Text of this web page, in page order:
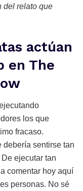
del relato que
actúan
en The
los que
fracaso.
debería sentirse tan
ejecutar tan
comentar hoy aquí
personas. No sé